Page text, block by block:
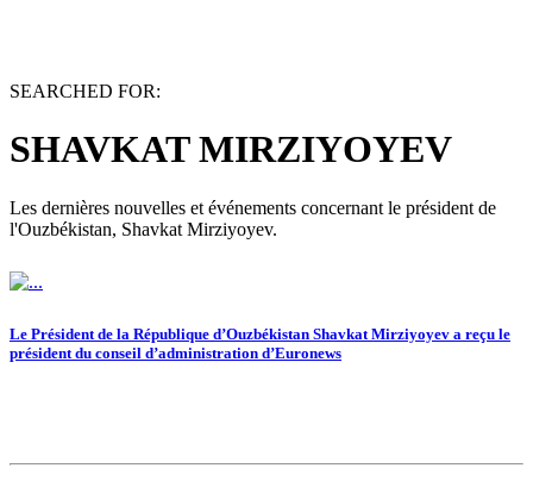
SEARCHED FOR:
SHAVKAT MIRZIYOYEV
Les dernières nouvelles et événements concernant le président de
l'Ouzbékistan, Shavkat Mirziyoyev.
Le Président de la République d’Ouzbékistan Shavkat Mirziyoyev a reçu le
président du conseil d’administration d’Euronews